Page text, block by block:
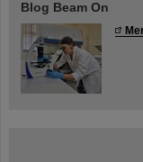
Blog Beam On